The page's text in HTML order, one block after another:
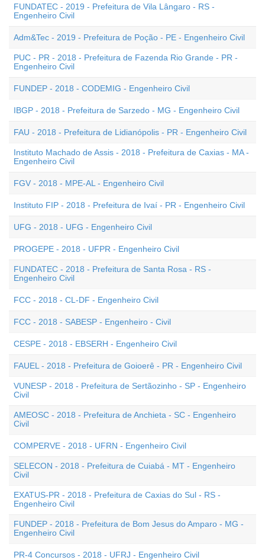
FUNDATEC - 2019 - Prefeitura de Vila Lângaro - RS -
Engenheiro Civil
Adm&Tec - 2019 - Prefeitura de Poção - PE - Engenheiro Civil
PUC - PR - 2018 - Prefeitura de Fazenda Rio Grande - PR -
Engenheiro Civil
FUNDEP - 2018 - CODEMIG - Engenheiro Civil
IBGP - 2018 - Prefeitura de Sarzedo - MG - Engenheiro Civil
FAU - 2018 - Prefeitura de Lidianópolis - PR - Engenheiro Civil
Instituto Machado de Assis - 2018 - Prefeitura de Caxias - MA -
Engenheiro Civil
FGV - 2018 - MPE-AL - Engenheiro Civil
Instituto FIP - 2018 - Prefeitura de Ivaí - PR - Engenheiro Civil
UFG - 2018 - UFG - Engenheiro Civil
PROGEPE - 2018 - UFPR - Engenheiro Civil
FUNDATEC - 2018 - Prefeitura de Santa Rosa - RS -
Engenheiro Civil
FCC - 2018 - CL-DF - Engenheiro Civil
FCC - 2018 - SABESP - Engenheiro - Civil
CESPE - 2018 - EBSERH - Engenheiro Civil
FAUEL - 2018 - Prefeitura de Goioerê - PR - Engenheiro Civil
VUNESP - 2018 - Prefeitura de Sertãozinho - SP - Engenheiro
Civil
AMEOSC - 2018 - Prefeitura de Anchieta - SC - Engenheiro
Civil
COMPERVE - 2018 - UFRN - Engenheiro Civil
SELECON - 2018 - Prefeitura de Cuiabá - MT - Engenheiro
Civil
EXATUS-PR - 2018 - Prefeitura de Caxias do Sul - RS -
Engenheiro Civil
FUNDEP - 2018 - Prefeitura de Bom Jesus do Amparo - MG -
Engenheiro Civil
PR-4 Concursos - 2018 - UFRJ - Engenheiro Civil